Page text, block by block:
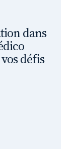
dans
défis